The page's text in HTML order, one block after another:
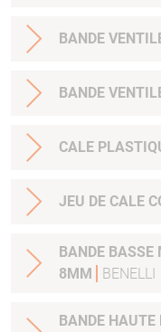
BANDE
BANDE
CALE
JEU DE CALE
BANDE BASSE
8MM
BENELLI
BANDE HAUTE